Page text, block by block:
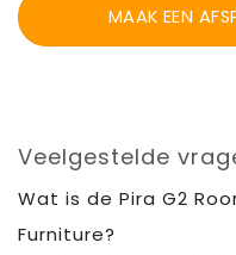
MAAK EEN
Veelgestelde
Wat is de Pira G2
Furniture?